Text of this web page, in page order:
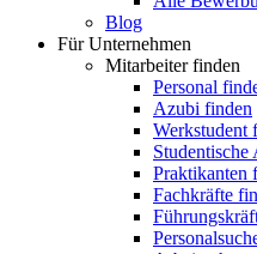
Blog
Für Unternehmen
Mitarbeiter finden
Personal
Azubi finden
Werkstudent
Praktikanten
Fachkräfte